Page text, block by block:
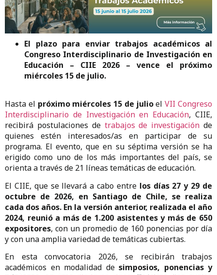
El plazo para enviar trabajos académicos al
Congreso Interdisciplinario de Investigación en
Educación – CIIE 2026 – vence el próximo
miércoles 15 de julio.
Hasta el próximo miércoles 15 de julioelVII Congreso
Interdisciplinario de Investigación en Educación, CIIE,
recibirá postulaciones de trabajos de investigación de
quienes estén interesados/as en participar de su
programa. El evento, que en su séptima versión se ha
erigido como uno de los más importantes del país, se
orienta a través de 21 líneas temáticas de educación.
El CIIE, que se llevará a cabo entre los días 27 y 29 de
octubre de 2026, en Santiago de Chile, se realiza
cada dos años. En la versión anterior, realizada el año
2024, reunió a más de 1.200 asistentes y más de 650
expositores, con un promedio de 160 ponencias por día
y con una amplia variedad de temáticas cubiertas.
En esta convocatoria 2026, se recibirán trabajos
académicos en modalidad de simposios, ponencias y